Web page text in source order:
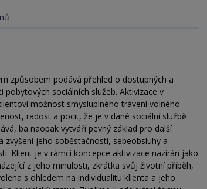
způsobem podává přehled o dostupných a
sociálních služeb. Aktivizace v
možnost smysluplného trávení volného
radost a pocit, že je v dané sociální službě
ba naopak vytváří pevný základ pro další
jeho soběstačnosti, sebeobsluhy a
Klient je v rámci koncepce aktivizace nazírán jako
z jeho minulosti, zkrátka svůj životní příběh,
s ohledem na individualitu klienta a jeho